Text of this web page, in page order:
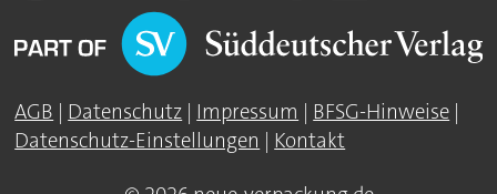
AGB | Datenschutz | Impressum | BFSG-Hinweise |
Datenschutz-Einstellungen | Kontakt